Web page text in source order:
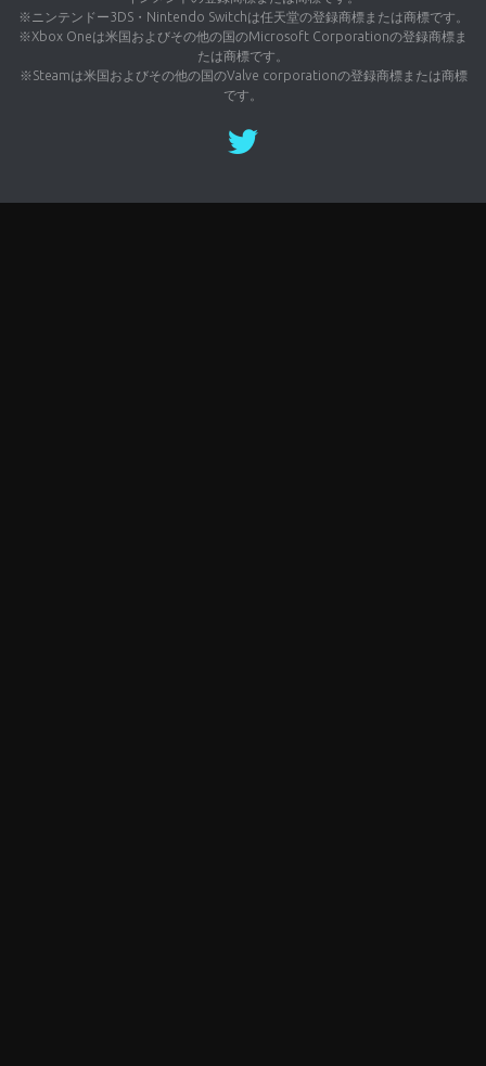
※ニンテンドー3DS・Nintendo Switchは任天堂の登録商標または商標です。
※Xbox Oneは米国およびその他の国のMicrosoft Corporationの登録商標ま
たは商標です。
※Steamは米国およびその他の国のValve corporationの登録商標または商標
です。